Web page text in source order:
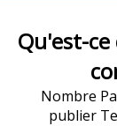
Qu'est-
Nombre
publier